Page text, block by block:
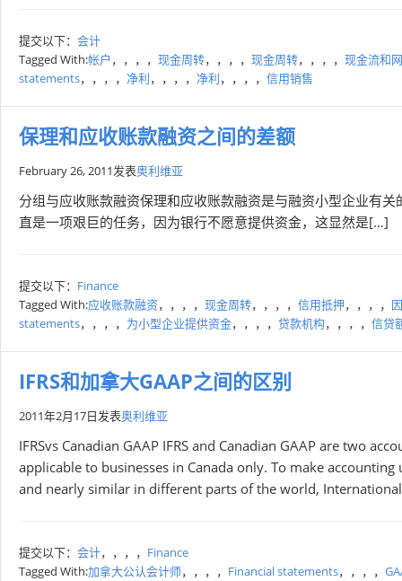
提交以下： 会计
Tagged With:帐户 ，，，， 现金周转，，，， 现金周转，，，， 现金流和
statements，，，， 净利，，，， 净利，，，， 信用销售
保理和应收账款融资之间的差额
February 26, 2011发表奥利维亚
分组与应收账款融资保理和应收账款融资是与融资小型企业有
直是一项艰巨的任务，因为银行不愿意提供资金，这显然是[…]
提交以下： Finance
Tagged With:应收账款融资，，，， 现金周转，，，， 信用抵押，，，，
statements，，，， 为小型企业提供资金，，，， 贷款机构，，，， 信贷
IFRS和加拿大GAAP之间的区别
2011年2月17日发表奥利维亚
IFRSvs Canadian GAAP IFRS and Canadian GAAP are two
applicable to businesses in Canada only. To make
and nearly similar in different parts of the world,
提交以下： 会计，，，， Finance
Tagged With:加拿大公认会计师，，，， Financial statements，，，，